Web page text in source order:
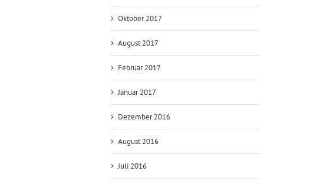
Oktober 2017
August 2017
Februar 2017
Januar 2017
Dezember 2016
August 2016
Juli 2016